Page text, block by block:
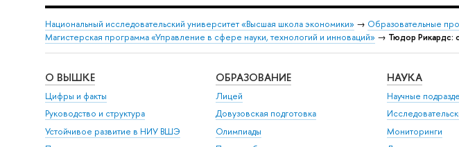
Национальный исследовательский университет «Высшая школа экономики» → Образовательные
Магистерская программа «Управление в сфере науки, технологий и инноваций» → Тюдор Рикардс:
О ВЫШКЕ
Цифры и факты
Руководство и структура
Устойчивое развитие в НИУ ВШЭ
ОБРАЗОВАНИЕ
Лицей
Довузовская подготовка
Олимпиады
НАУКА
Научные
Мониторинги